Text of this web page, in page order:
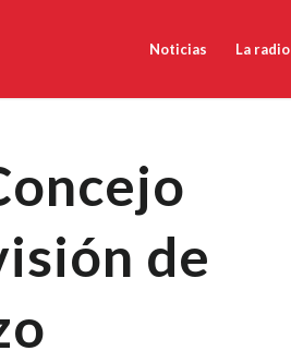
Noticias La radio
de